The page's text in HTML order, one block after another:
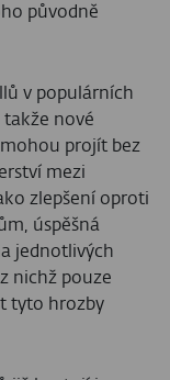
původně
v populárních
nové
projít bez
mezi
zlepšení oproti
úspěšná
jednotlivých
nichž pouze
tyto hrozby